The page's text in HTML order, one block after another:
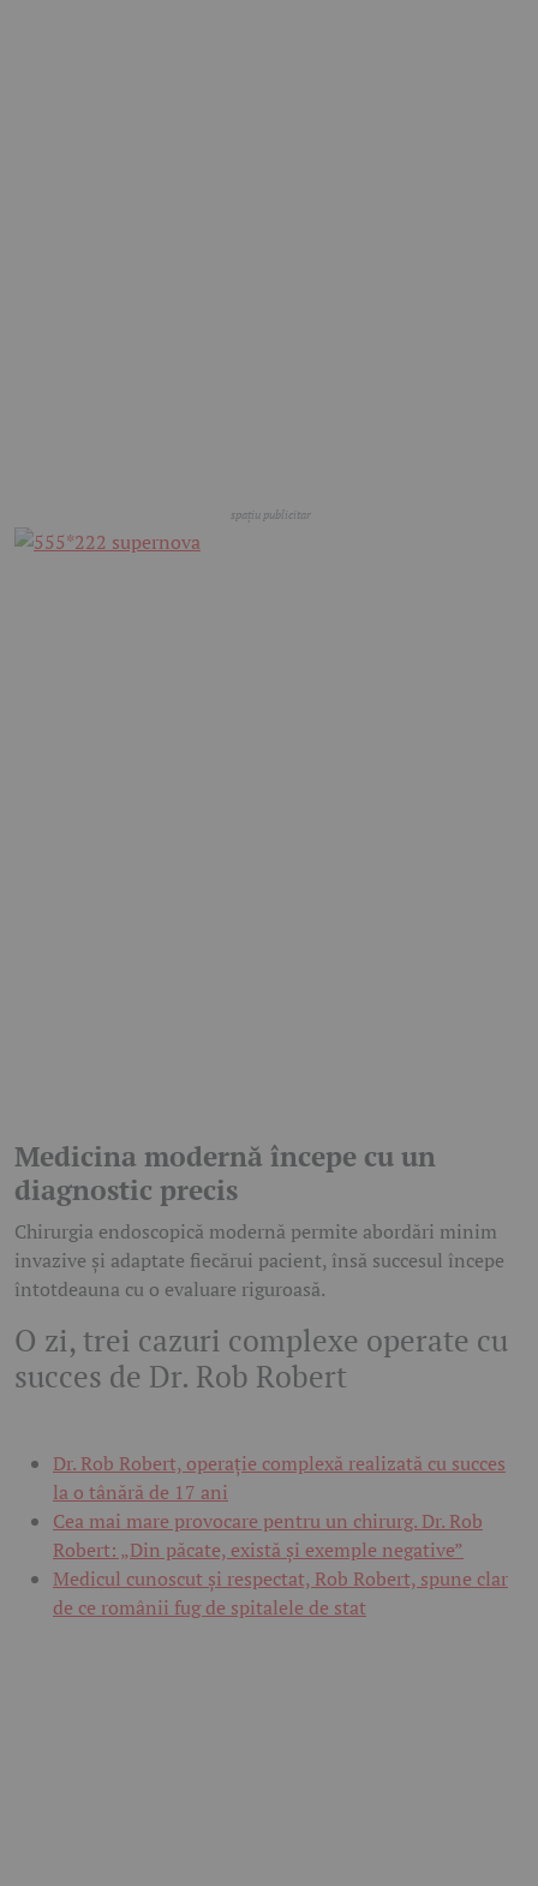
Medicina modernă începe cu un
diagnostic precis
Chirurgia endoscopică modernă permite abordări minim
invazive și adaptate fiecărui pacient, însă succesul începe
întotdeauna cu o evaluare riguroasă.
O zi, trei cazuri complexe operate cu
succes de Dr. Rob Robert
Dr. Rob Robert, operație complexă realizată cu succes
la o tânără de 17 ani
Cea mai mare provocare pentru un chirurg. Dr. Rob
Robert: „Din păcate, există și exemple negative”
Medicul cunoscut și respectat, Rob Robert, spune clar
de ce românii fug de spitalele de stat